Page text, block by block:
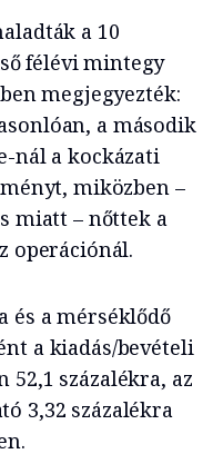
a 10
félévi mintegy
megjegyezték:
a második
nál a kockázati
miközben –
miatt – nőttek a
operációnál.
és a mérséklődő
a kiadás/bevételi
52,1 százalékra, az
3,32 százalékra